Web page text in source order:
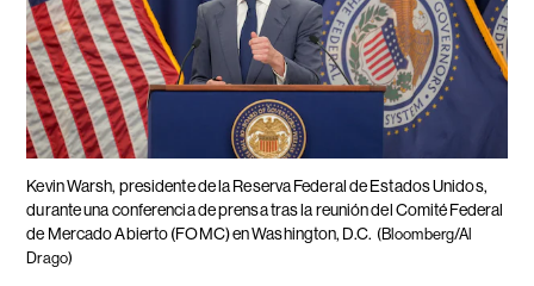
Kevin Warsh, presidente de la Reserva Federal de Estados Unidos,
durante una conferencia de prensa tras la reunión del Comité Federal
de Mercado Abierto (FOMC) en Washington, D.C. (Bloomberg/Al
Drago)